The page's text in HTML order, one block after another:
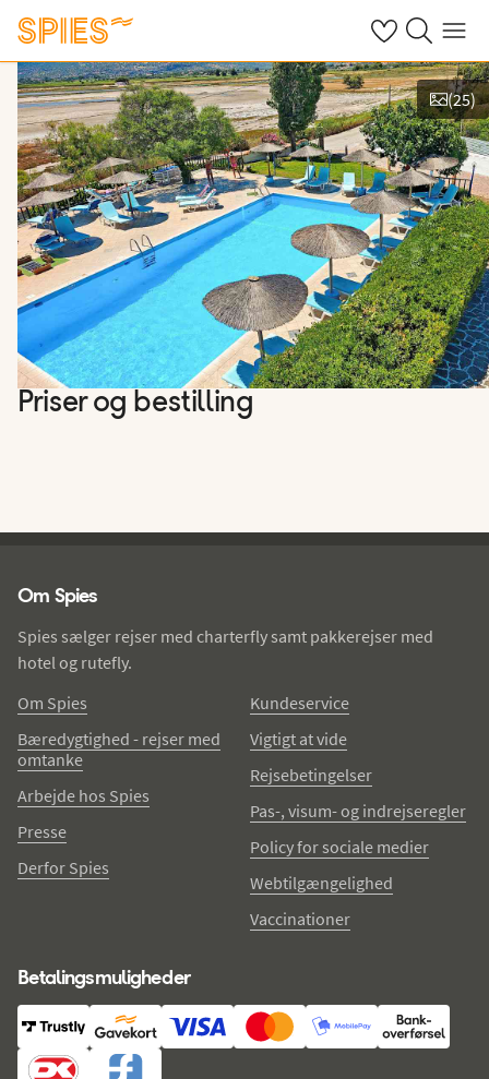
Se dine gemte
Søg påMenu
Vis billeder
(25)
Priser og bestilling
Om Spies
Spies sælger rejser med charterfly samt pakkerejser med
hotel og rutefly.
Om Spies
Bæredygtighed - rejser med
omtanke
Arbejde hos Spies
Presse
Derfor Spies
Kundeservice
Vigtigt at vide
Rejsebetingelser
Pas-, visum- og indrejseregler
Policy for sociale medier
Webtilgængelighed
Vaccinationer
Betalingsmuligheder